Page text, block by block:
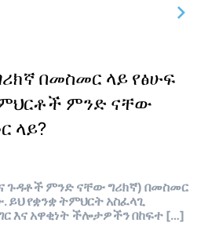
በመስመር ላይ የፅሁፍ
ምንድ ናቸው
ላይ?
ጉዳቶች ምንድ ናቸው ግሪክኛ) በመስመር
ይህ የቋንቋ ትምህርት አስፈላጊ
እና አዋቂነት ችሎታዎችን በከፍተ […]